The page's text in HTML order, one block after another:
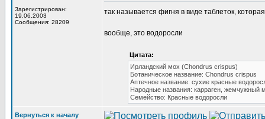
Зарегистрирован:
19.06.2003
Сообщения: 28209
так называется фигня в виде таблеток,
вообще, это водоросли
Цитата:
Ирландский мох (Chondrus crispus)
Ботаническое название: Chondrus crispus
Аптечное название: сухие красные
Народные названия: карраген, жемчужный
Семейство: Красные водоросли
Вернуться к началу